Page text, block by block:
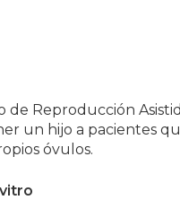
de Reproducción
un hijo a pacientes
óvulos.